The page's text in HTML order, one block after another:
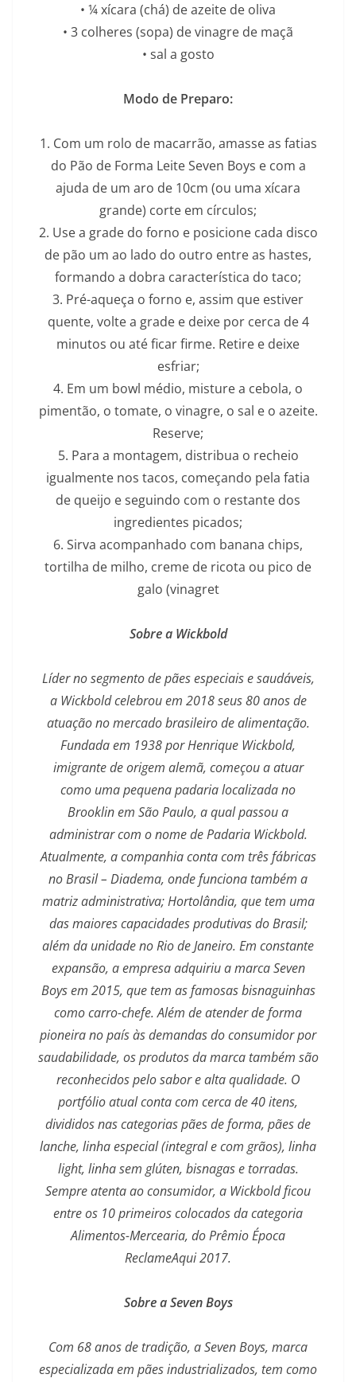
• ¼ xícara (chá) de azeite de oliva
• 3 colheres (sopa) de vinagre de maçã
• sal a gosto
Modo de Preparo:
1. Com um rolo de macarrão, amasse as fatias
do Pão de Forma Leite Seven Boys e com a
ajuda de um aro de 10cm (ou uma xícara
grande) corte em círculos;
2. Use a grade do forno e posicione cada disco
de pão um ao lado do outro entre as hastes,
formando a dobra característica do taco;
3. Pré-aqueça o forno e, assim que estiver
quente, volte a grade e deixe por cerca de 4
minutos ou até ficar firme. Retire e deixe
esfriar;
4. Em um bowl médio, misture a cebola, o
pimentão, o tomate, o vinagre, o sal e o azeite.
Reserve;
5. Para a montagem, distribua o recheio
igualmente nos tacos, começando pela fatia
de queijo e seguindo com o restante dos
ingredientes picados;
6. Sirva acompanhado com banana chips,
tortilha de milho, creme de ricota ou pico de
galo (vinagret
Sobre a Wickbold
Líder no segmento de pães especiais e saudáveis,
a Wickbold celebrou em 2018 seus 80 anos de
atuação no mercado brasileiro de alimentação.
Fundada em 1938 por Henrique Wickbold,
imigrante de origem alemã, começou a atuar
como uma pequena padaria localizada no
Brooklin em São Paulo, a qual passou a
administrar com o nome de Padaria Wickbold.
Atualmente, a companhia conta com três fábricas
no Brasil – Diadema, onde funciona também a
matriz administrativa; Hortolândia, que tem uma
das maiores capacidades produtivas do Brasil;
além da unidade no Rio de Janeiro. Em constante
expansão, a empresa adquiriu a marca Seven
Boys em 2015, que tem as famosas bisnaguinhas
como carro-chefe. Além de atender de forma
pioneira no país às demandas do consumidor por
saudabilidade, os produtos da marca também são
reconhecidos pelo sabor e alta qualidade. O
portfólio atual conta com cerca de 40 itens,
divididos nas categorias pães de forma, pães de
lanche, linha especial (integral e com grãos), linha
light, linha sem glúten, bisnagas e torradas.
Sempre atenta ao consumidor, a Wickbold ficou
entre os 10 primeiros colocados da categoria
Alimentos-Mercearia, do Prêmio Época
ReclameAqui 2017.
Sobre a Seven Boys
Com 68 anos de tradição, a Seven Boys, marca
especializada em pães industrializados, tem como